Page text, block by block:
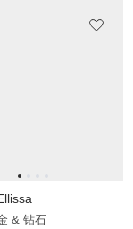
& 钻石